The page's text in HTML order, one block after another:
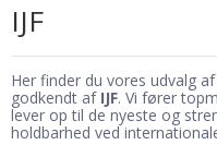
IJF
Her finder du vores udvalg
godkendt af IJF. Vi fører
lever op til de nyeste og
holdbarhed ved